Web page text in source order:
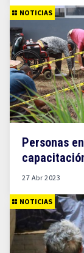
NOTICIAS
Personas
27 Abr 2023
NOTICIAS